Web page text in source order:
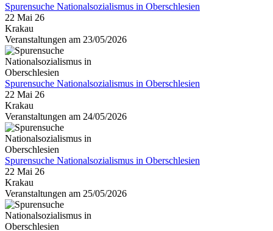
Spurensuche Nationalsozialismus in Oberschlesien
22 Mai 26
Krakau
Veranstaltungen am 23/05/2026
Spurensuche Nationalsozialismus in Oberschlesien
22 Mai 26
Krakau
Veranstaltungen am 24/05/2026
Spurensuche Nationalsozialismus in Oberschlesien
22 Mai 26
Krakau
Veranstaltungen am 25/05/2026